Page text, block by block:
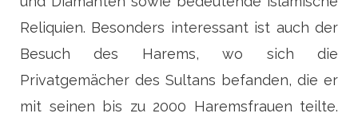
Reliquien. Besonders interessant ist auch der
Besuch des Harems, wo sich die
Privatgemächer des Sultans befanden, die er
mit seinen bis zu 2000 Haremsfrauen teilte.